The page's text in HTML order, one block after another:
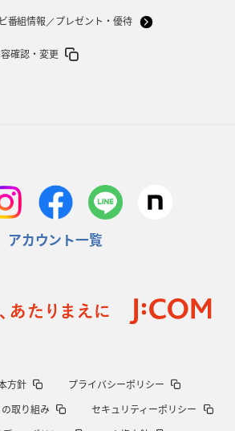
番組情報／プレゼント・優待
確認・変更
アカウント一覧
方針
プライバシーポリシー
取り組み
セキュリティーポリシー